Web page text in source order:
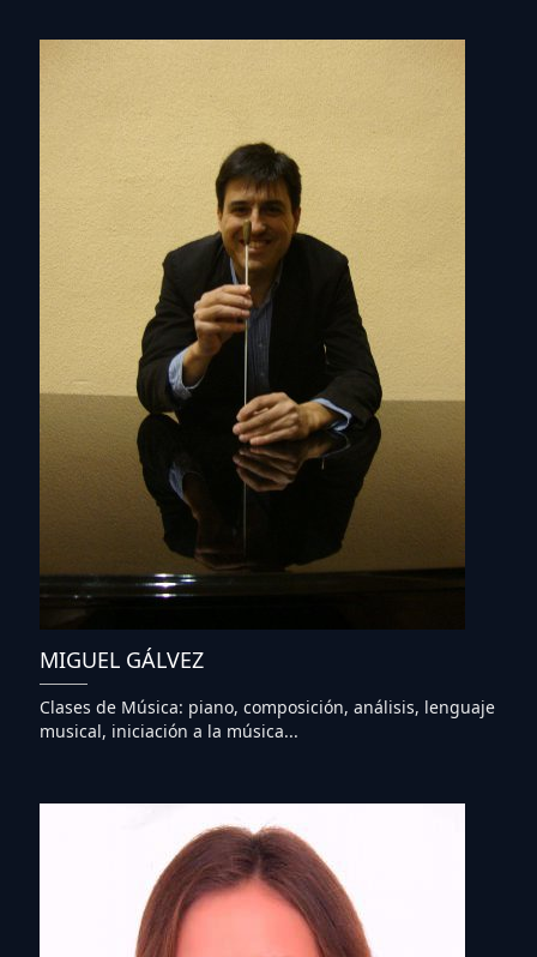
MIGUEL GÁLVEZ
Clases de Música: piano, composición, análisis, lenguaje
musical, iniciación a la música...